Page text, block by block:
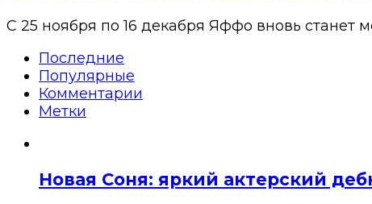
С 25 ноября по 16 декабря Яффо вновь станет
Последние
Популярные
Комментарии
Метки
Новая Соня: яркий актерский